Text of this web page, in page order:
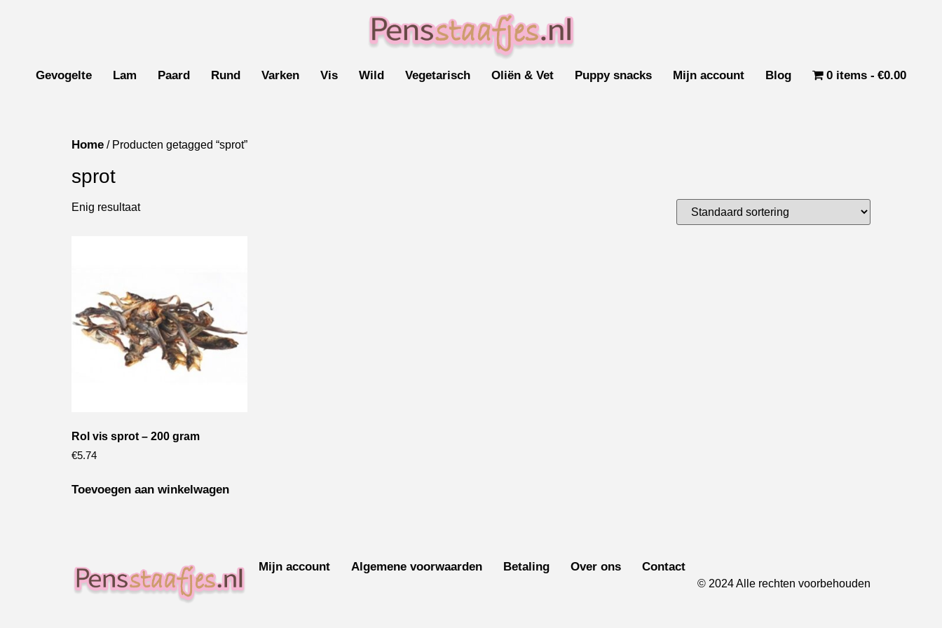
Gevogelte Lam Paard Rund Varken Vis Wild Vegetarisch Oliën & Vet Puppy snacks Mijn account Blog 0 items €0.00
Home / Producten getagged “sprot”
sprot
Enig resultaat
Rol vis sprot – 200 gram
€5.74
Toevoegen aan winkelwagen
Mijn account Algemene voorwaarden Betaling Over ons Contact
© 2024 Alle rechten voorbehouden